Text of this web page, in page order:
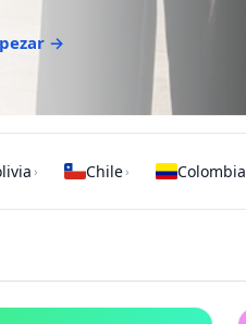
→
› Chile› Colombia